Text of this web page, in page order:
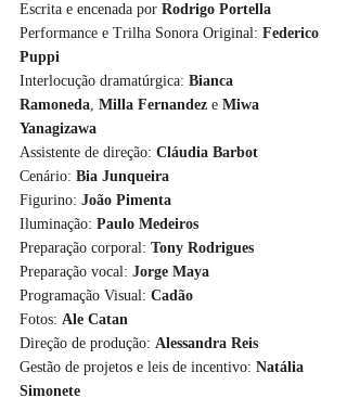
Escrita e encenada por Rodrigo Portella
Performance e Trilha Sonora Original: Federico
Puppi
Interlocução dramatúrgica: Bianca
Ramoneda, Milla Fernandez e Miwa
Yanagizawa
Assistente de direção: Cláudia Barbot
Cenário: Bia Junqueira
Figurino: João Pimenta
Iluminação: Paulo Medeiros
Preparação corporal: Tony Rodrigues
Preparação vocal: Jorge Maya
Programação Visual: Cadão
Fotos: Ale Catan
Direção de produção: Alessandra Reis
Gestão de projetos e leis de incentivo: Natália
Simonete